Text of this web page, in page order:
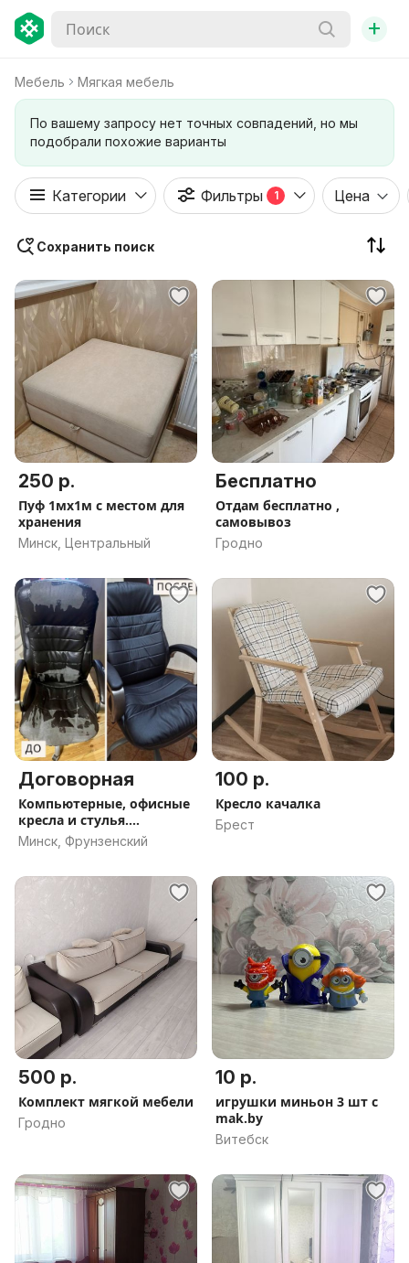
+
Мебель Мягкая мебель
По вашему запросу нет точных совпадений, но мы
подобрали похожие варианты
Категории Фильтры 1 Цена
Сохранить поиск
250 р.
Пуф 1мх1м с местом для
хранения
Минск, Центральный
Бесплатно
Отдам бесплатно ,
самовывоз
Гродно
Договорная
Компьютерные, офисные
кресла и стулья.
Перетяжка.
Минск, Фрунзенский
100 р.
Кресло качалка
Брест
500 р.
Комплект мягкой мебели
Гродно
10 р.
игрушки миньон 3 шт с
mak.by
Витебск